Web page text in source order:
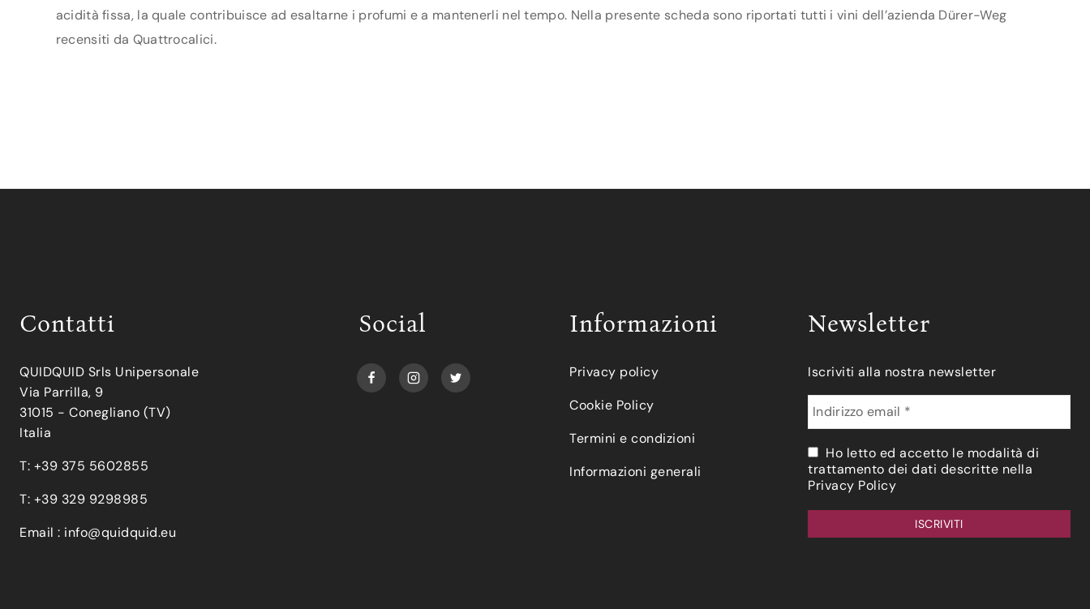
acidità fissa, la quale contribuisce ad esaltarne i profumi e a mantenerli nel tempo. Nella presente scheda sono riportati tutti i vini dell’azienda Dürer-Weg
recensiti da Quattrocalici.
Contatti
QUIDQUID Srls Unipersonale
Via Parrilla, 9
31015 - Conegliano (TV)
Italia
T: +39 375 5602855
T: +39 329 9298985
Email : info@quidquid.eu
Social Informazioni
Privacy policy
Cookie Policy
Termini e condizioni
Informazioni generali
Newsletter
Iscriviti alla nostra newsletter
Ho letto ed accetto le modalità di
trattamento dei dati descritte nella
Privacy Policy